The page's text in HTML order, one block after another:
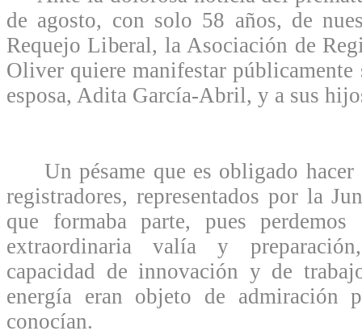
de agosto, con solo 58 años, de
Requejo Liberal, la Asociación de
Oliver quiere manifestar públicamente
esposa, Adita García-Abril, y a sus
Un pésame que es obligado hacer
registradores, representados por la
que formaba parte, pues
extraordinaria valía y
capacidad de innovación y de
energía eran objeto de admiración
conocían.